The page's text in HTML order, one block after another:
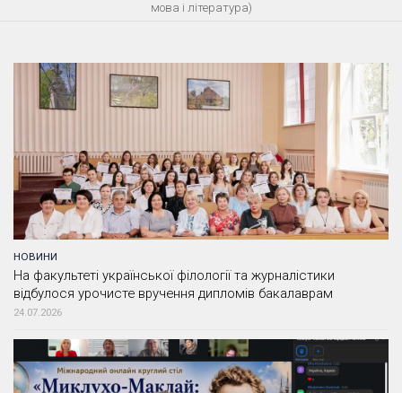
мова і література)
НОВИНИ
На факультеті української філології та журналістики
відбулося урочисте вручення дипломів бакалаврам
24.07.2026